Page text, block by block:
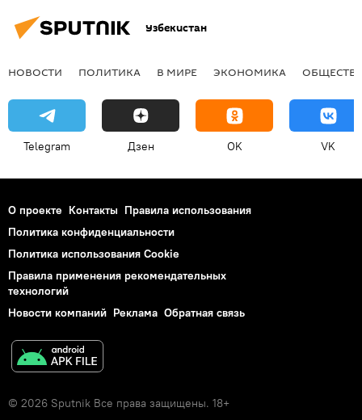
Узбекистан
НОВОСТИ ПОЛИТИКА В МИРЕ ЭКОНОМИКА
Telegram Дзен OK VK
О проекте Контакты Правила использования
Политика конфиденциальности
Политика использования Cookie
Правила применения рекомендательных
технологий
Новости компаний Реклама Обратная связь
© 2026 Sputnik Все права защищены. 18+